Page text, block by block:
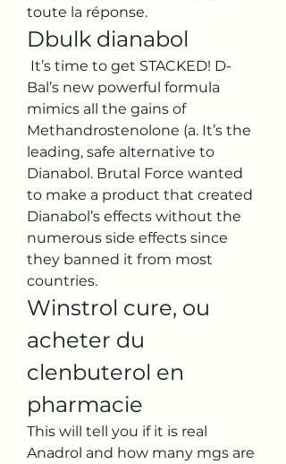
toute la réponse.
Dbulk dianabol
Bal’s new powerful formula
mimics all the gains of
Methandrostenolone (a. It’s the
leading, safe alternative to
Dianabol. Brutal Force wanted
to make a product that created
Dianabol’s effects without the
numerous side effects since
they banned it from most
countries.
Winstrol cure, ou
acheter du
clenbuterol en
pharmacie
This will tell you if it is real
Anadrol and how many mgs are